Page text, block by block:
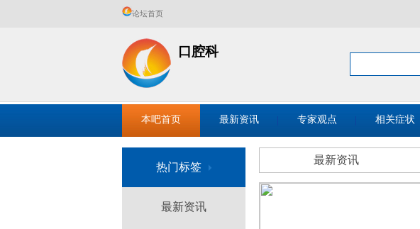
论坛首页
口腔科
本吧首页 最新资讯 专家观点 相关症状
热门标签
最新资讯
最新资讯